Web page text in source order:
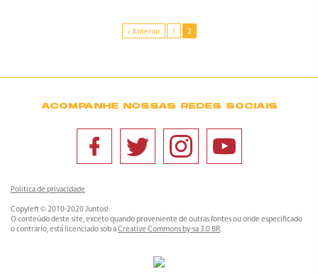
« Anterior 1 2
ACOMPANHE NOSSAS REDES SOCIAIS
Política de privacidade
Copyleft © 2010-2020 Juntos!
O conteúdo deste site, exceto quando proveniente de outras fontes ou onde especificado
o contrário, está licenciado sob aCreative Commons by-sa 3.0 BR.